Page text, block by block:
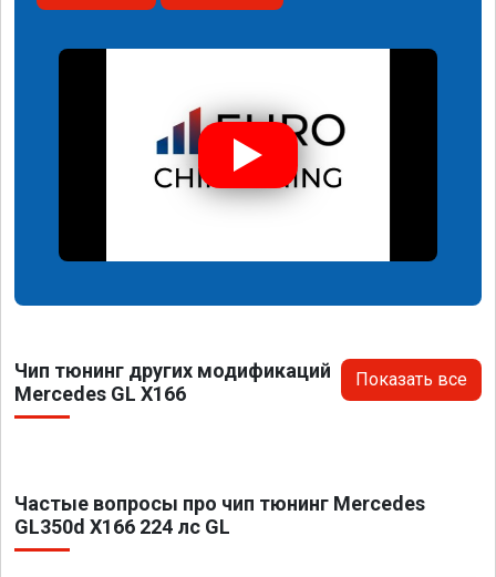
Чип тюнинг других модификаций
Mercedes GL X166
Показать все
Частые вопросы про чип тюнинг Mercedes
GL350d X166 224 лс GL